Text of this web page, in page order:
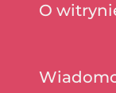
O